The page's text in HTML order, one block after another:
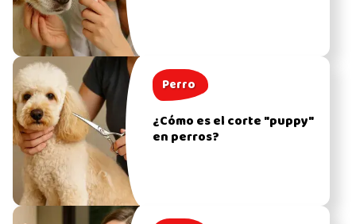
Perro
¿Cómo es el corte "puppy"
en perros?